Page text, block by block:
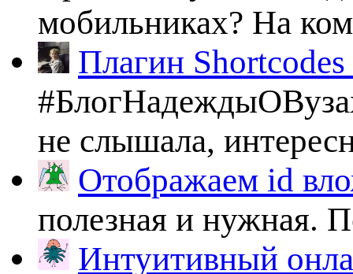
мобильниках? На
Плагин
не слышала,
Отображаем id
полезная и нужная.
Интуитивный